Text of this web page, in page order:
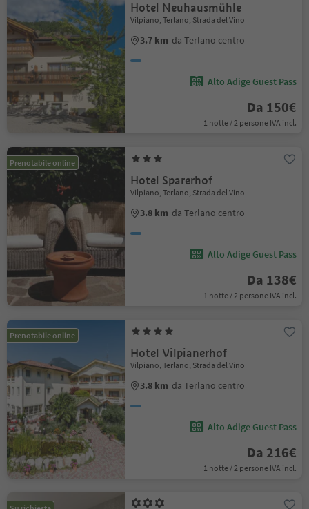
Hotel Neuhausmühle
Vilpiano, Terlano, Strada del Vino
3.7 km da Terlano centro
Alto Adige Guest Pass
Da 150€
1 notte / 2 persone IVA incl.
Prenotabile online
Hotel Sparerhof
Vilpiano, Terlano, Strada del Vino
3.8 km da Terlano centro
Alto Adige Guest Pass
Da 138€
1 notte / 2 persone IVA incl.
Prenotabile online
Hotel Vilpianerhof
Vilpiano, Terlano, Strada del Vino
3.8 km da Terlano centro
Alto Adige Guest Pass
Da 216€
1 notte / 2 persone IVA incl.